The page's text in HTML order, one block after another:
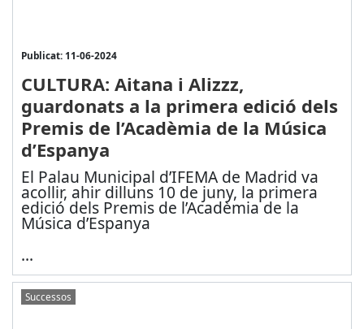
Publicat: 11-06-2024
CULTURA: Aitana i Alizzz,
guardonats a la primera edició dels
Premis de l’Acadèmia de la Música
d’Espanya
El Palau Municipal d’IFEMA de Madrid va
acollir, ahir dilluns 10 de juny, la primera
edició dels Premis de l’Acadèmia de la
Música d’Espanya
...
Successos